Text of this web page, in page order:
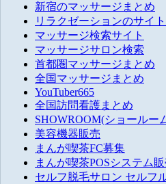
新宿のマッサージまとめ
リラクゼーションのサイト
マッサージ検索サイト
マッサージサロン検索
首都圏マッサージまとめ
全国マッサージまとめ
YouTuber665
全国訪問看護まとめ
SHOWROOM(ショールー
美容機器販売
まんが喫茶FC募集
まんが喫茶POSシステム
セルフ脱毛サロン セルフ